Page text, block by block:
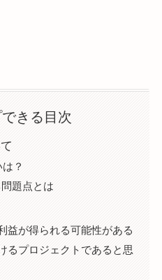
きる目次
？
題点とは
益が得られる可能性がある
るプロジェクトであると思